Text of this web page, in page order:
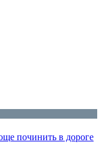
починить в дороге